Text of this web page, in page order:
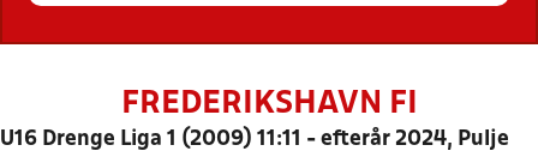
FREDERIKSHAVN FI
U16 Drenge Liga 1 (2009) 11:11 - efterår 2024, Pulje